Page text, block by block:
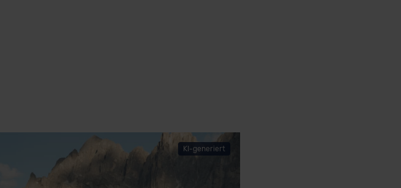
KI-generiert